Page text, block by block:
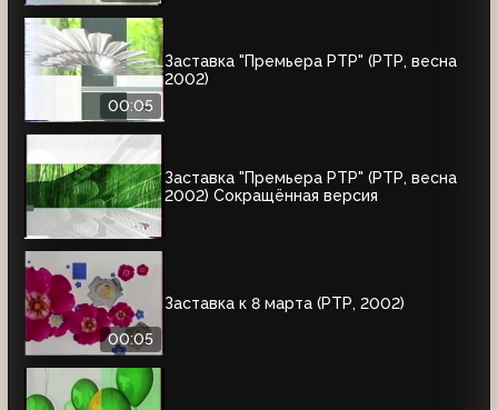
00:05
Заставка "Премьера РТР" (РТР, весна
2002)
Заставка "Премьера РТР" (РТР, весна
2002) Сокращённая версия
00:05
Заставка к 8 марта (РТР, 2002)